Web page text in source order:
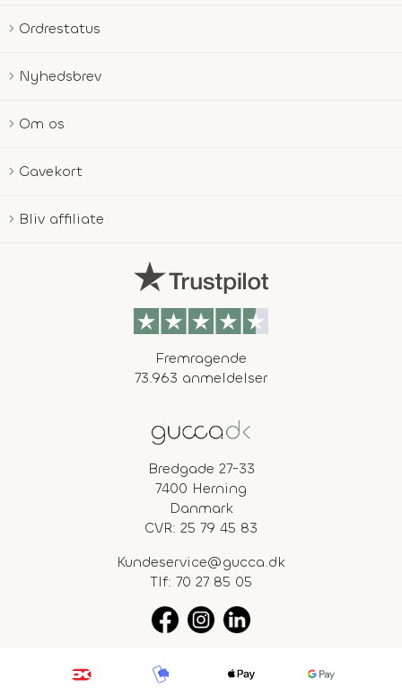
Ordrestatus
Nyhedsbrev
Om os
Gavekort
Bliv affiliate
Fremragende
73.963 anmeldelser
Bredgade 27-33
7400 Herning
Danmark
CVR: 25 79 45 83
Kundeservice@gucca.dk
Tlf: 70 27 85 05